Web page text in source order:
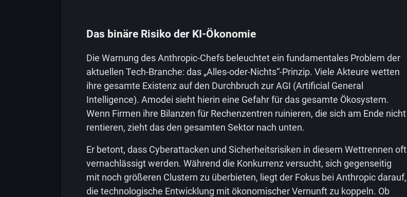
Das binäre Risiko der KI-Ökonomie
Die Warnung des Anthropic-Chefs beleuchtet ein fundamentales Problem der
aktuellen Tech-Branche: das „Alles-oder-Nichts“-Prinzip. Viele Akteure wetten
ihre gesamte Existenz auf den Durchbruch zur AGI (Artificial General
Intelligence). Amodei sieht hierin eine Gefahr für das gesamte Ökosystem.
Wenn Firmen ihre Bilanzen für Rechenzentren ruinieren, die sich am Ende nicht
rentieren, zieht das den gesamten Sektor nach unten.
Er betont, dass Cyberattacken und Sicherheitsrisiken in diesem Wettrennen oft
vernachlässigt werden. Während die Konkurrenz versucht, sich gegenseitig
mit noch größeren Clustern zu überbieten, liegt der Fokus bei Anthropic darauf,
die technologische Entwicklung mit ökonomischer Vernunft zu koppeln. Ob